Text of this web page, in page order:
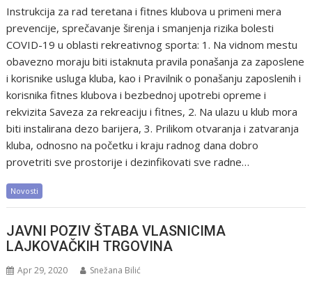
Instrukcija za rad teretana i fitnes klubova u primeni mera
prevencije, sprečavanje širenja i smanjenja rizika bolesti
COVID-19 u oblasti rekreativnog sporta: 1. Na vidnom mestu
obavezno moraju biti istaknuta pravila ponašanja za zaposlene
i korisnike usluga kluba, kao i Pravilnik o ponašanju zaposlenih i
korisnika fitnes klubova i bezbednoj upotrebi opreme i
rekvizita Saveza za rekreaciju i fitnes, 2. Na ulazu u klub mora
biti instalirana dezo barijera, 3. Prilikom otvaranja i zatvaranja
kluba, odnosno na početku i kraju radnog dana dobro
provetriti sve prostorije i dezinfikovati sve radne…
Novosti
JAVNI POZIV ŠTABA VLASNICIMA
LAJKOVAČKIH TRGOVINA
Apr 29, 2020 Snežana Bilić